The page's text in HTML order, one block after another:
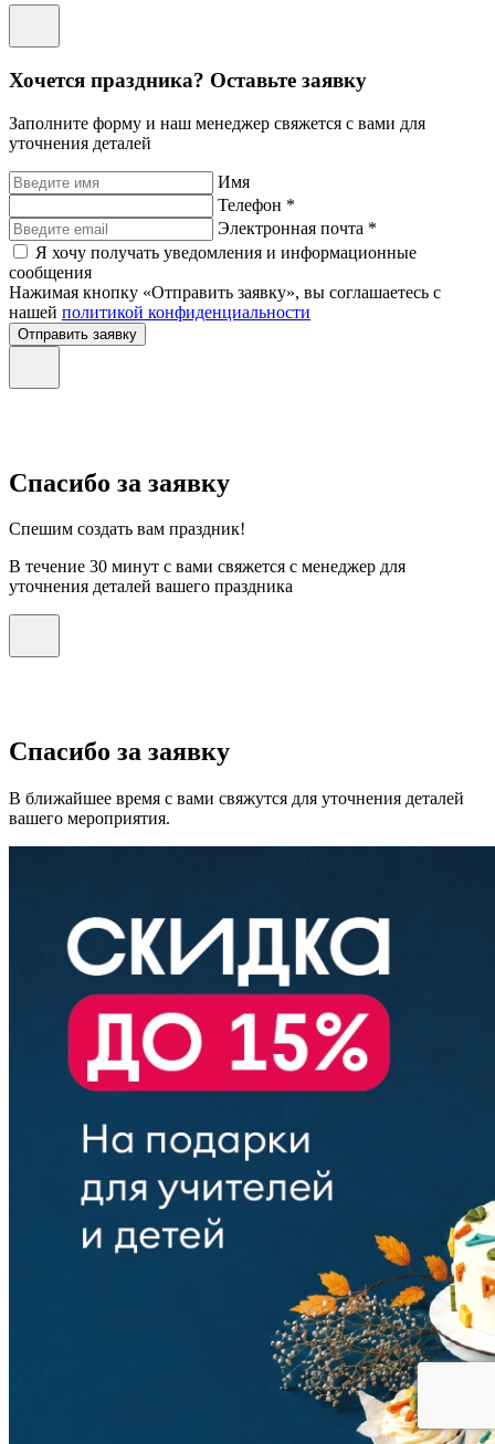
Хочется праздника? Оставьте заявку
Заполните форму и наш менеджер свяжется с вами для
уточнения деталей
Имя
Телефон *
Электронная почта *
Я хочу получать уведомления и информационные
сообщения
Нажимая кнопку «Отправить заявку», вы соглашаетесь с
нашей политикой конфиденциальности
Отправить заявку
Спасибо за заявку
Спешим создать вам праздник!
В течение 30 минут с вами свяжется с менеджер для
уточнения деталей вашего праздника
Спасибо за заявку
В ближайшее время с вами свяжутся для уточнения деталей
вашего мероприятия.